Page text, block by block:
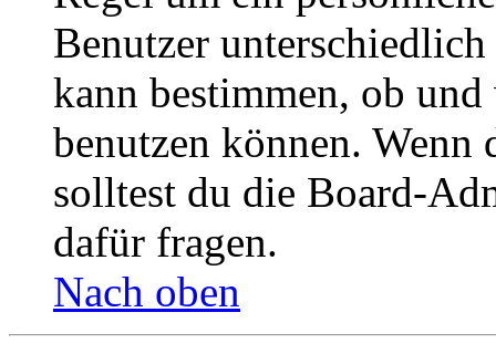
Benutzer
kann bestimmen, ob
benutzen können. Wenn
solltest du die Board-
dafür fragen.
Nach oben